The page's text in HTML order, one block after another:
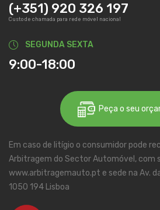
(+351) 920 326 197
Custo de chamada para rede móvel nacional
SEGUNDA SEXTA
9:00-18:00
Peça o seu
Em caso de litígio o consumidor pode
Arbitragem do Sector Automóvel, com
www.arbitragemauto.pt e sede na Av.
1050 194 Lisboa